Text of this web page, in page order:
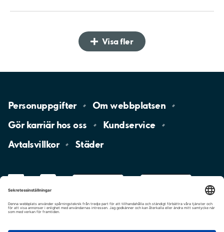
Visa fler
Personuppgifter Omwebbplatsen
Gör karriär hososs
Kundservice
Avtalsvillkor
Städer